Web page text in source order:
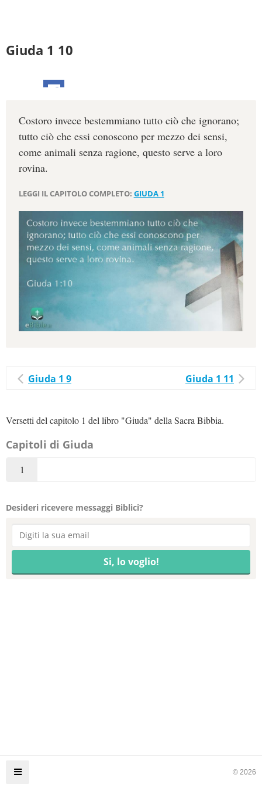
Giuda 1 10
Costoro invece bestemmiano tutto ciò che ignorano;
tutto ciò che essi conoscono per mezzo dei sensi,
come animali senza ragione, questo serve a loro
rovina.
LEGGI IL CAPITOLO COMPLETO: GIUDA 1
Giuda 1 9 Giuda 1 11
Versetti del capitolo 1 del libro "Giuda" della Sacra Bibbia.
Capitoli di Giuda
1
Desideri ricevere messaggi Biblici?
© 2026